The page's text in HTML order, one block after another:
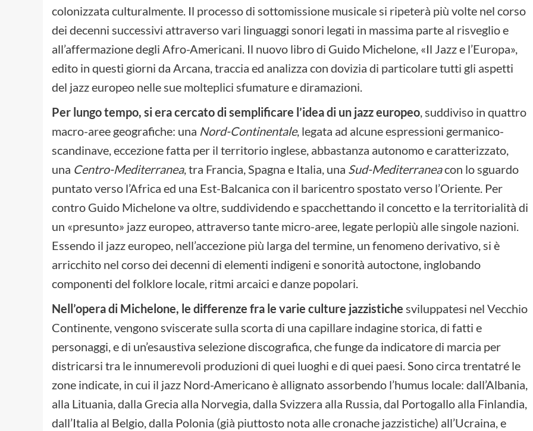
colonizzata culturalmente. Il processo di sottomissione musicale si ripeterà più volte nel corso
dei decenni successivi attraverso vari linguaggi sonori legati in massima parte al risveglio e
all’affermazione degli Afro-Americani. Il nuovo libro di Guido Michelone, «Il Jazz e l’Europa»,
edito in questi giorni da Arcana, traccia ed analizza con dovizia di particolare tutti gli aspetti
del jazz europeo nelle sue molteplici sfumature e diramazioni.
Per lungo tempo, si era cercato di semplificare l’idea di un jazz europeo, suddiviso in quattro
macro-aree geografiche: una Nord-Continentale, legata ad alcune espressioni germanico-
scandinave, eccezione fatta per il territorio inglese, abbastanza autonomo e caratterizzato,
una Centro-Mediterranea, tra Francia, Spagna e Italia, una Sud-Mediterraneacon lo sguardo
puntato verso l’Africa ed una Est-Balcanica con il baricentro spostato verso l’Oriente. Per
contro Guido Michelone va oltre, suddividendo e spacchettando il concetto e la territorialità di
un «presunto» jazz europeo, attraverso tante micro-aree, legate perlopiù alle singole nazioni.
Essendo il jazz europeo, nell’accezione più larga del termine, un fenomeno derivativo, si è
arricchito nel corso dei decenni di elementi indigeni e sonorità autoctone, inglobando
componenti del folklore locale, ritmi arcaici e danze popolari.
Nell’opera di Michelone, le differenze fra le varie culture jazzistiche sviluppatesi nel Vecchio
Continente, vengono sviscerate sulla scorta di una capillare indagine storica, di fatti e
personaggi, e di un’esaustiva selezione discografica, che funge da indicatore di marcia per
districarsi tra le innumerevoli produzioni di quei luoghi e di quei paesi. Sono circa trentatré le
zone indicate, in cui il jazz Nord-Americano è allignato assorbendo l’humus locale: dall’Albania,
alla Lituania, dalla Grecia alla Norvegia, dalla Svizzera alla Russia, dal Portogallo alla Finlandia,
dall’Italia al Belgio, dalla Polonia (già piuttosto nota alle cronache jazzistiche) all’Ucraina, e